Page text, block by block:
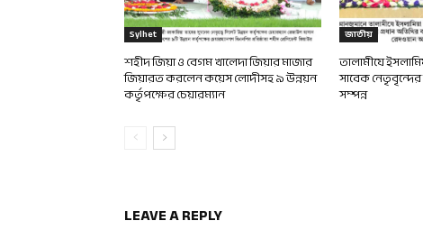
Sylhet
শহীদ জিয়া ও বেগম খালেদা জিয়ার মাজার
জিয়ারত করলেন কয়েস লোদীসহ ৯ উন্নয়ন
কর্তৃপক্ষের চেয়ারম্যান
জাতীয়
তালামীযে
সাবেক
সম্পন্ন
LEAVE A REPLY